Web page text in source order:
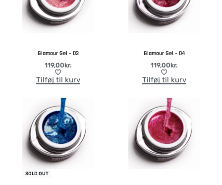
Glamour Gel – 03
119,00kr.
Tilføj til kurv
Glamour Gel – 04
119,00kr.
Tilføj til kurv
SOLD OUT